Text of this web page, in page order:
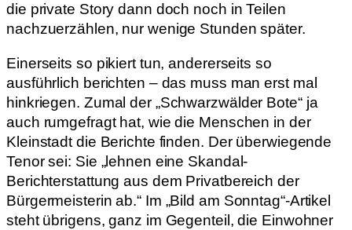
die private Story dann doch noch in Teilen
nachzuerzählen, nur wenige Stunden später.
Einerseits so pikiert tun, andererseits so
ausführlich berichten – das muss man erst mal
hinkriegen. Zumal der „Schwarzwälder Bote“ ja
auch rumgefragt hat, wie die Menschen in der
Kleinstadt die Berichte finden. Der überwiegende
Tenor sei: Sie „lehnen eine Skandal-
Berichterstattung aus dem Privatbereich der
Bürgermeisterin ab.“ Im „Bild am Sonntag“-Artikel
steht übrigens, ganz im Gegenteil, die Einwohner